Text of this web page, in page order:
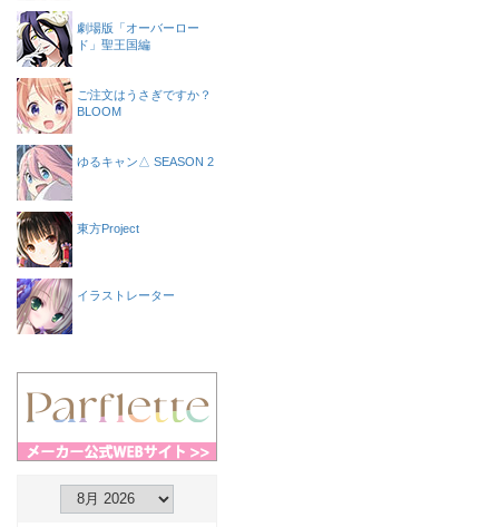
劇場版「オーバーロー
ド」聖王国編
ご注文はうさぎですか？
BLOOM
ゆるキャン△ SEASON 2
東方Project
イラストレーター